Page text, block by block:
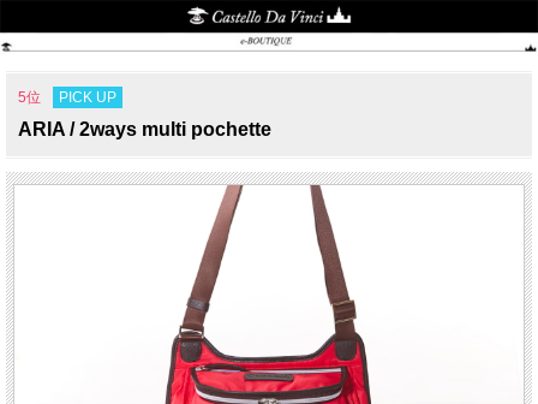
5位 PICK UP
ARIA / 2ways multi pochette